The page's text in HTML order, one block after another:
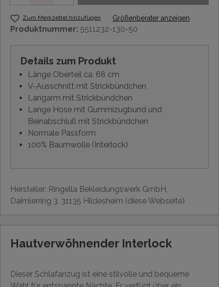
Zum Merkzettel hinzufügen Größenberater anzeigen
Produktnummer: 5511232-130-50
Details zum Produkt
Länge Oberteil ca. 68 cm
V-Ausschnitt mit Strickbündchen
Langarm mit Strickbündchen
Lange Hose mit Gummizugbund und
Beinabschluß mit Strickbündchen
Normale Passform
100% Baumwolle (Interlock)
Hersteller: Ringella Bekleidungswerk GmbH,
Daimlerring 3, 31135 Hildesheim (diese Webseite)
Hautverwöhnender Interlock
Dieser Schlafanzug ist eine stilvolle und bequeme